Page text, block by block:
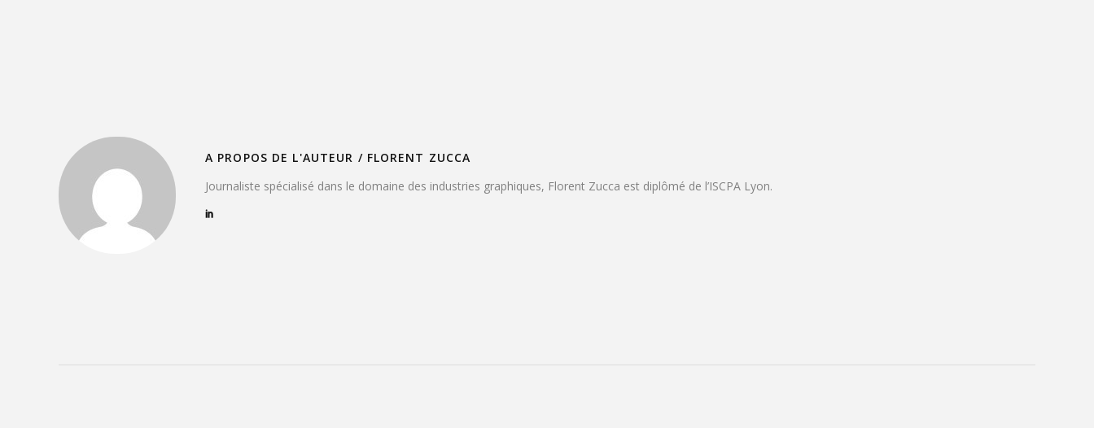
A PROPOS DE L'AUTEUR / FLORENT ZUCCA
Journaliste spécialisé dans le domaine des industries graphiques, Florent Zucca est diplômé de l’ISCPA Lyon.